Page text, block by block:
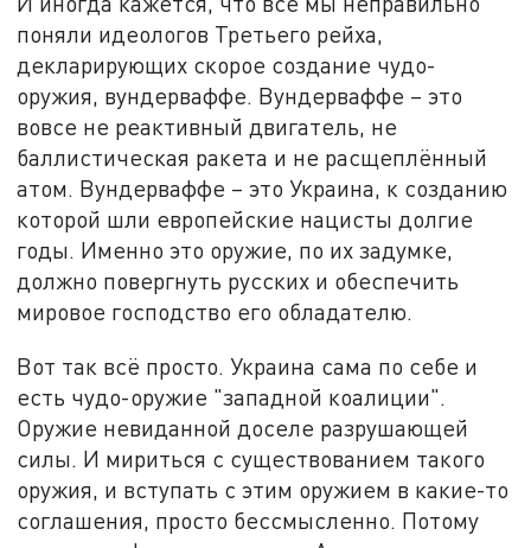
поняли идеологов Третьего рейха,
декларирующих скорое создание чудо-
оружия, вундерваффе. Вундерваффе – это
вовсе не реактивный двигатель, не
баллистическая ракета и не расщеплённый
атом. Вундерваффе – это Украина, к созданию
которой шли европейские нацисты долгие
годы. Именно это оружие, по их задумке,
должно повергнуть русских и обеспечить
мировое господство его обладателю.
Вот так всё просто. Украина сама по себе и
есть чудо-оружие "западной коалиции".
Оружие невиданной доселе разрушающей
силы. И мириться с существованием такого
оружия, и вступать с этим оружием в какие-то
соглашения, просто бессмысленно. Потому